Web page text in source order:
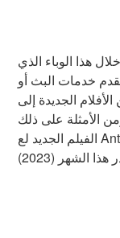
هذا الوباء الذي
خدمات البث أو
الجديدة إلى
الأمثلة على ذلك
الفيلم الجديد لع Ant-Man and the Wasp: Quantumania